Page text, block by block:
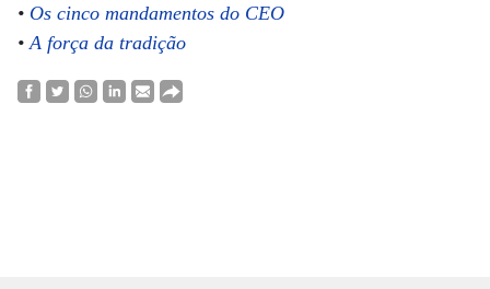
• Os cinco mandamentos do CEO
• A força da tradição